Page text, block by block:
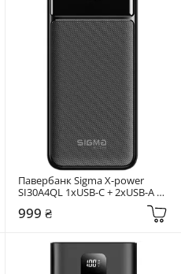
Павербанк Sigma X-power
SI30A4QL 1xUSB-C + 2xUSB-A
(4827798787311)
999 ₴